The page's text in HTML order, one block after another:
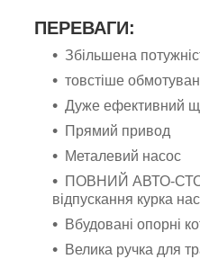
ПЕРЕВАГИ:
Збільшена
товстіше
Дуже ефективний
Прямий привод
Металевий насос
ПОВНИЙ АВТО-
відпускання курка
Вбудовані опорні
Велика ручка для